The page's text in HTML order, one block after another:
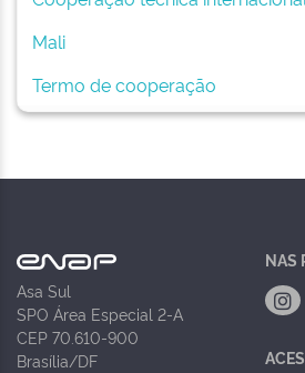
Mali
Termo de cooperação
Asa Sul
SPO Área Especial 2-A
CEP 70.610-900
Brasília/DF
NAS